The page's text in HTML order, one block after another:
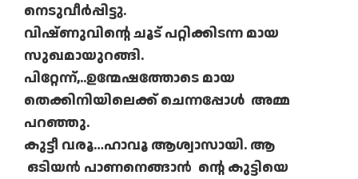
നെടുവീർപ്പിട്ടു.
വിഷ്ണുവിന്റെ ചൂട് പറ്റിക്കിടന്ന മായ
സുഖമായുറങ്ങി.
പിറ്റേന്ന്,..ഉന്മേഷത്തോടെ മായ
തെക്കിനിയിലെക്ക് ചെന്നപ്പോൾ അമ്മ
പറഞ്ഞു.
കുട്ടീ വരൂ…ഹാവൂ ആശ്വാസായി. ആ
ഒടിയൻ പാണനെങ്ങാൻ ന്റെ കുട്ടിയെ